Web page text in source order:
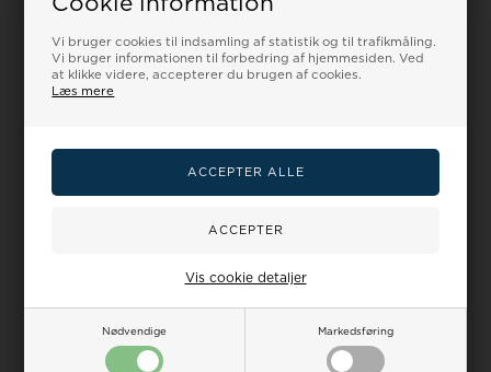
Vi bruger cookies til indsamling af statistik og til trafikmåling.
Vi bruger informationen til forbedring af hjemmesiden. Ved
at klikke videre, accepterer du brugen af cookies.
Læs mere
Nødvendige Markedsføring
Vis cookie detaljer